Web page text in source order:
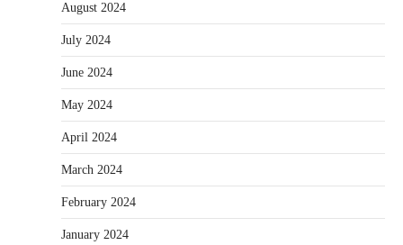
August 2024
July 2024
June 2024
May 2024
April 2024
March 2024
February 2024
January 2024